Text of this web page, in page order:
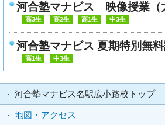
河合塾マナビス 映像授業（
高3生 高2生 高1生 中3生
河合塾マナビス 夏期特別無
高1生
中3生
河合塾マナビス名駅広小路校トップ
地図・アクセス